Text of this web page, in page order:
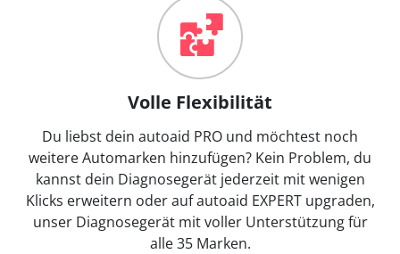
Volle Flexibilität
Du liebst dein autoaid PRO und möchtest noch
weitere Automarken hinzufügen? Kein Problem, du
kannst dein Diagnosegerät jederzeit mit wenigen
Klicks erweitern oder auf autoaid EXPERT upgraden,
unser Diagnosegerät mit voller Unterstützung für
alle 35 Marken.